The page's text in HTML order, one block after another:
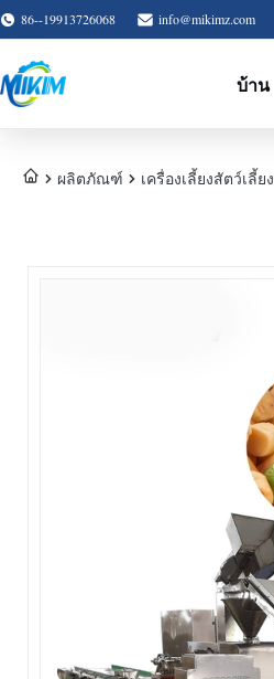
86--19913726068 info@mikimz.com
บ้าน
ผลิตภัณฑ์ เครื่องเลี้ยงสัตว์เลี้ยง